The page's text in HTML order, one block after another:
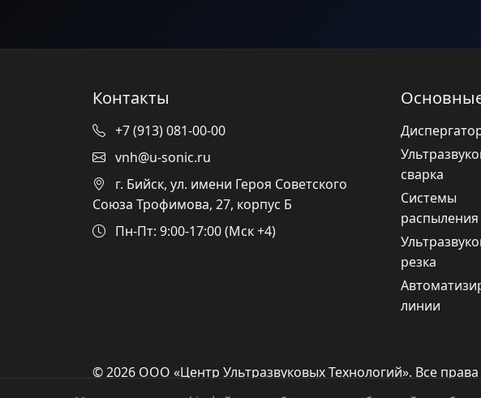
Контакты
+7 (913) 081-00-00
vnh@u-sonic.ru
г. Бийск, ул. имени Героя Советского
Союза Трофимова, 27, корпус Б
Пн-Пт: 9:00-17:00 (Мск +4)
сварка
Системы
распыления
резка
линии
© 2026 ООО «Центр Ультразвуковых Технологий». Все права